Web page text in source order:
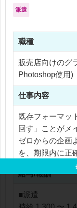
派遣
職種
販売店向けのグ
Photoshop使用)
仕事内容
既存フォーマッ
回す」ことがメ
ゼロからの企画
を、期限内に正
■具体的な制作物
・販売店向け
ど）
・折込チラシ／
給与/報酬
■派遣